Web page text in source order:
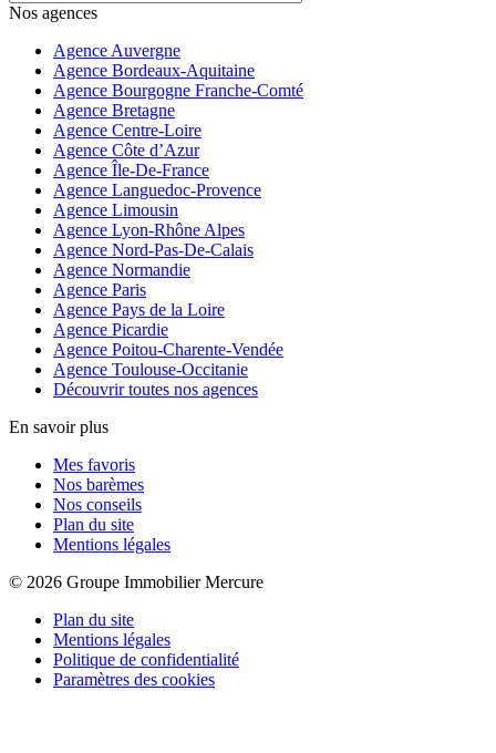
Nos agences
Agence Auvergne
Agence Bordeaux-Aquitaine
Agence Bourgogne Franche-Comté
Agence Bretagne
Agence Centre-Loire
Agence Côte d’Azur
Agence Île-De-France
Agence Languedoc-Provence
Agence Limousin
Agence Lyon-Rhône Alpes
Agence Nord-Pas-De-Calais
Agence Normandie
Agence Paris
Agence Pays de la Loire
Agence Picardie
Agence Poitou-Charente-Vendée
Agence Toulouse-Occitanie
Découvrir toutes nos agences
En savoir plus
Mes favoris
Nos barèmes
Nos conseils
Plan du site
Mentions légales
© 2026 Groupe Immobilier Mercure
Plan du site
Mentions légales
Politique de confidentialité
Paramètres des cookies